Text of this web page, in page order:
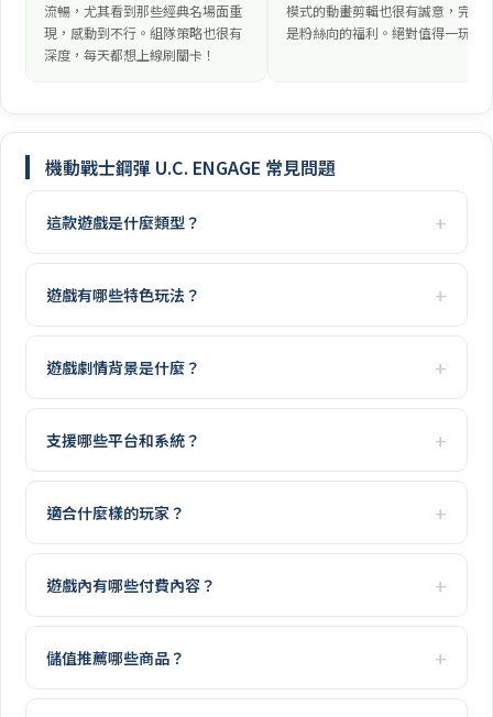
流暢，尤其看到那些經典名場面重
現，感動到不行。組隊策略也很有
深度，每天都想上線刷關卡！
模式的動畫剪輯也很有誠意，完全
是粉絲向的福利。絕對值得一玩！
機動戰士鋼彈 U.C. ENGAGE 常見問題
這款遊戲是什麼類型？
遊戲有哪些特色玩法？
遊戲劇情背景是什麼？
支援哪些平台和系統？
適合什麼樣的玩家？
遊戲內有哪些付費內容？
儲值推薦哪些商品？